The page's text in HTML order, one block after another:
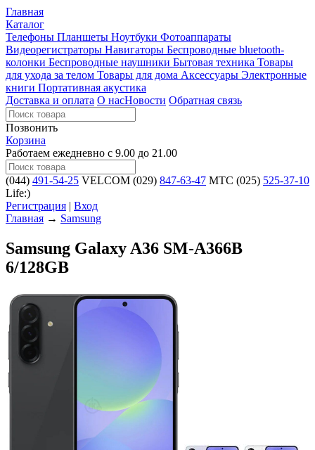
Главная
Каталог
Телефоны Планшеты Ноутбуки Фотоаппараты
Видеорегистраторы Навигаторы Беспроводные bluetooth-
колонки Беспроводные наушники Бытовая техника Товары
для ухода за телом Товары для дома Аксессуары Электронные
книги Портативная акустика
Доставка и оплата О насНовости Обратная связь
Позвонить
Корзина
Работаем ежедневно с 9.00 до 21.00
(044) 491-54-25 VELCOM (029) 847-63-47 MTC (025) 525-37-10
Life:)
Регистрация | Вход
Главная → Samsung
Samsung Galaxy A36 SM-A366B
6/128GB